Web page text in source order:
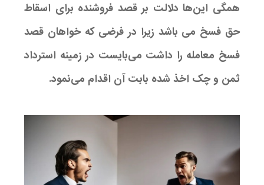
همگی این‌ها دلالت بر قصد فروشنده برای اسقاط
حق فسخ می باشد زیرا در فرضی که خواهان قصد
فسخ معامله را داشت می‌بایست در زمینه استرداد
ثمن و چک اخذ شده بابت آن اقدام می‌نمود.